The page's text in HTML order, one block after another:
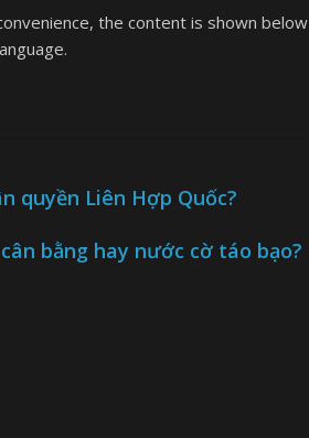
the content is shown below
quyền Liên Hợp Quốc?
bằng hay nước cờ táo bạo?